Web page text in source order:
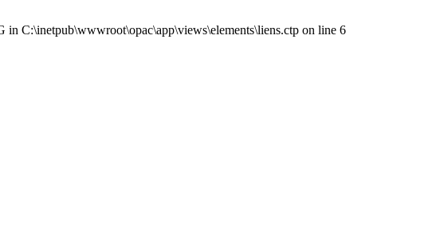
in C:\inetpub\wwwroot\opac\app\views\elements\liens.ctp on line 6